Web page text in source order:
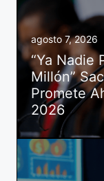
agosto 7, 2026
“Ya Nadie
Millón”
Promete
2026